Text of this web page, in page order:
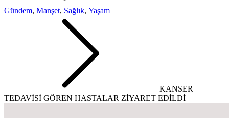
Gündem, Manşet, Sağlık, Yaşam
KANSER
TEDAVİSİ GÖREN HASTALAR ZİYARET EDİLDİ